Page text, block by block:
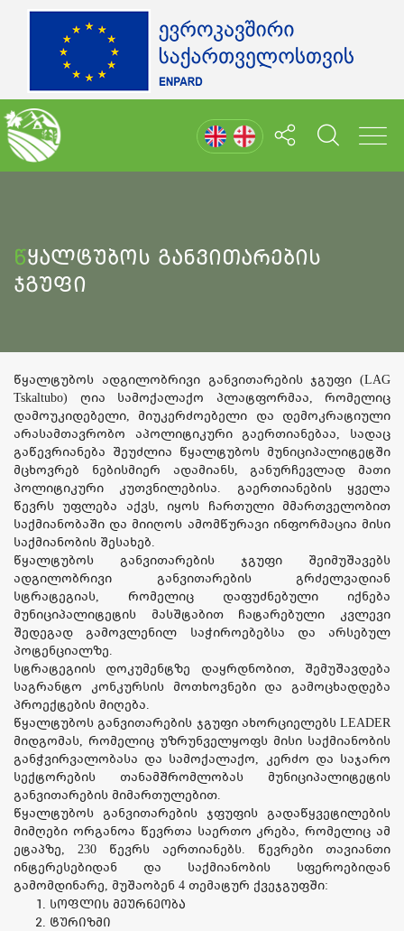
Წყალტუბოს Განვითარების
Ჯგუფი
წყალტუბოს ადგილობრივი განვითარების ჯგუფი (LAG
Tskaltubo) ღია სამოქალაქო პლატფორმაა, რომელიც
დამოუკიდებელი, მიუკერძოებელი და დემოკრატიული
არასამთავრობო აპოლიტიკური გაერთიანებაა, სადაც
გაწევრიანება შეუძლია წყალტუბოს მუნიციპალიტეტში
მცხოვრებ ნებისმიერ ადამიანს, განურჩევლად მათი
პოლიტიკური კუთვნილებისა. გაერთიანების ყველა
წევრს უფლება აქვს, იყოს ჩართული მმართველობით
საქმიანობაში და მიიღოს ამომწურავი ინფორმაცია მისი
საქმიანობის შესახებ.
წყალტუბოს განვითარების ჯგუფი შეიმუშავებს
ადგილობრივი განვითარების გრძელვადიან
სტრატეგიას, რომელიც დაფუძნებული იქნება
მუნიციპალიტეტის მასშტაბით ჩატარებული კვლევი
შედეგად გამოვლენილ საჭიროებებსა და არსებულ
პოტენციალზე.
სტრატეგიის დოკუმენტზე დაყრდნობით, შემუშავდება
საგრანტო კონკურსის მოთხოვნები და გამოცხადდება
პროექტების მიღება.
წყალტუბოს განვითარების ჯგუფი ახორციელებს LEADER
მიდგომას, რომელიც უზრუნველყოფს მისი საქმიანობის
განჭვირვალობასა და სამოქალაქო, კერძო და საჯარო
სექტორების თანამშრომლობას მუნიციპალიტეტის
განვითარების მიმართულებით.
წყალტუბოს განვითარების ჯფუფის გადაწყვეტილების
მიმღები ორგანოა წევრთა საერთო კრება, რომელიც ამ
ეტაპზე, 230 წევრს აერთიანებს. წევრები თავიანთი
ინტერესებიდან და საქმიანობის სფეროებიდან
გამომდინარე, მუშაობენ 4 თემატურ ქვეჯგუფში:
სოფლის მეურნეობა
ტურიზმი